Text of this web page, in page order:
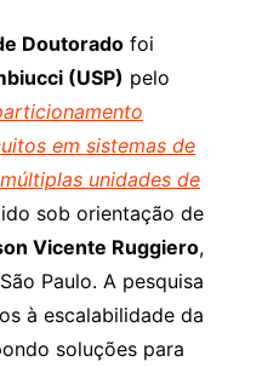
Doutoradofoi
(USP) pelo
em sistemas de
unidades de
sob orientação de
Vicente Ruggiero,
Paulo. A pesquisa
à escalabilidade da
soluções para